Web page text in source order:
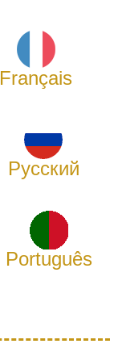
Français
Русский
Português